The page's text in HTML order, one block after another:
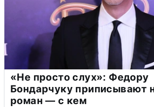
«Не просто слух»: Федору
Бондарчуку приписывают
роман — с кем